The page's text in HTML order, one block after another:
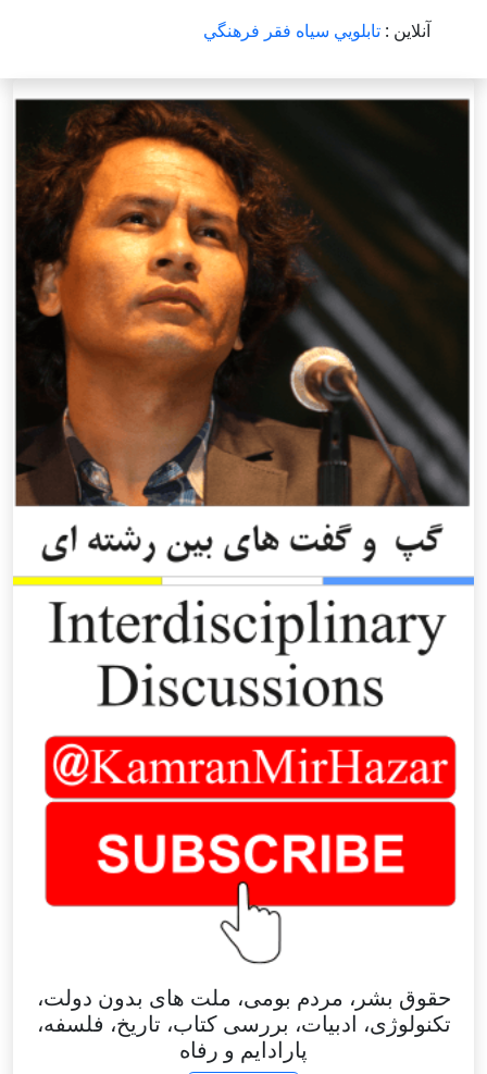
آنلاین : تابلويي سیاه فقر فرهنگي
حقوق بشر، مردم بومی، ملت های بدون دولت،
تکنولوژی، ادبیات، بررسی کتاب، تاریخ، فلسفه،
پارادایم و رفاه